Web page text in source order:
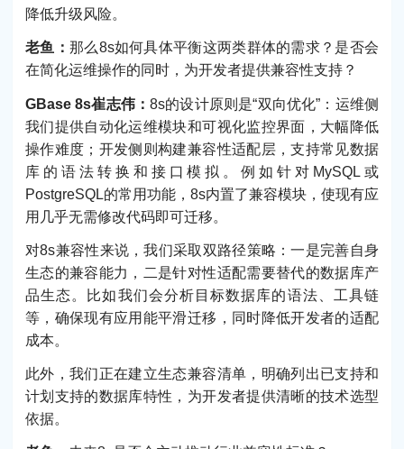
降低升级风险。
老鱼： 那么8s如何具体平衡这两类群体的需求？是否会
在简化运维操作的同时，为开发者提供兼容性支持？
GBase 8s崔志伟：8s的设计原则是“双向优化”：运维侧
我们提供自动化运维模块和可视化监控界面，大幅降低
操作难度；开发侧则构建兼容性适配层，支持常见数据
库的语法转换和接口模拟。例如针对MySQL或
PostgreSQL的常用功能，8s内置了兼容模块，使现有应
用几乎无需修改代码即可迁移。
对8s兼容性来说，我们采取双路径策略：一是完善自身
生态的兼容能力，二是针对性适配需要替代的数据库产
品生态。比如我们会分析目标数据库的语法、工具链
等，确保现有应用能平滑迁移，同时降低开发者的适配
成本。
此外，我们正在建立生态兼容清单，明确列出已支持和
计划支持的数据库特性，为开发者提供清晰的技术选型
依据。